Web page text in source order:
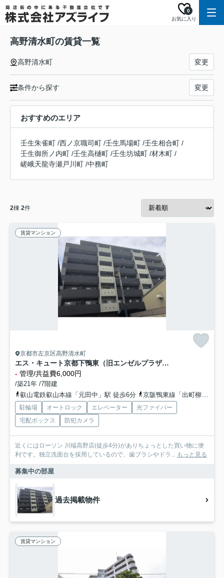
お気に入り
0
高野清水町の賃貸一覧
高野清水町 変更
条件から探す 変更
おすすめのエリア
壬生朱雀町 /西ノ京職司町 /壬生馬場町 /壬生相合町 /
壬生御所ノ内町 /壬生高樋町 /壬生坊城町 /材木町 /
嵯峨天龍寺瀬戸川町 /中務町
2棟 2件
賃貸マンション
京都市左京区高野清水町
エス・キュート京都下鴨東（旧エンゼルプラザ京都）
- 管理/共益費6,000円
/築21年 /7階建
叡山電鉄叡山本線「元田中」駅 徒歩6分
京阪鴨東線「出町柳」駅 徒歩14分
駐輪場 オートロック エレベーター
光ファイバー
宅配ボックス
防犯カメラ
近くにはローソン 川端高野店(徒歩4分)がありちょっとした買い物に便
利です。独立洗面台を採用しているので、歯ブラシやドラ... もっと見る
募集中の部屋
過去掲載物件
賃貸マンション